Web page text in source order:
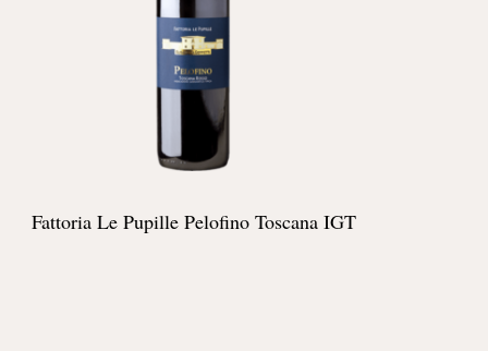
Fattoria Le Pupille Pelofino Toscana IGT